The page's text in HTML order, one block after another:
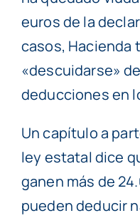
euros de la
casos, Hacienda
«descuidarse»
deducciones en
Un capítulo a
ley estatal dice
ganen más de
pueden deducir